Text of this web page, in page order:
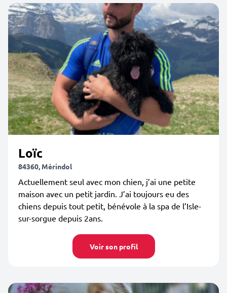
Loïc
84360, Mérindol
Actuellement seul avec mon chien, j’ai une petite
maison avec un petit jardin. J’ai toujours eu des
chiens depuis tout petit, bénévole à la spa de l’Isle-
sur-sorgue depuis 2ans.
Voir son profil